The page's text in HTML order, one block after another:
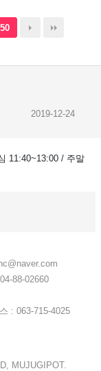
2019-12-24
11:40~13:00 / 주말
88-02660
: 063-715-4025
MUJUGIPOT.